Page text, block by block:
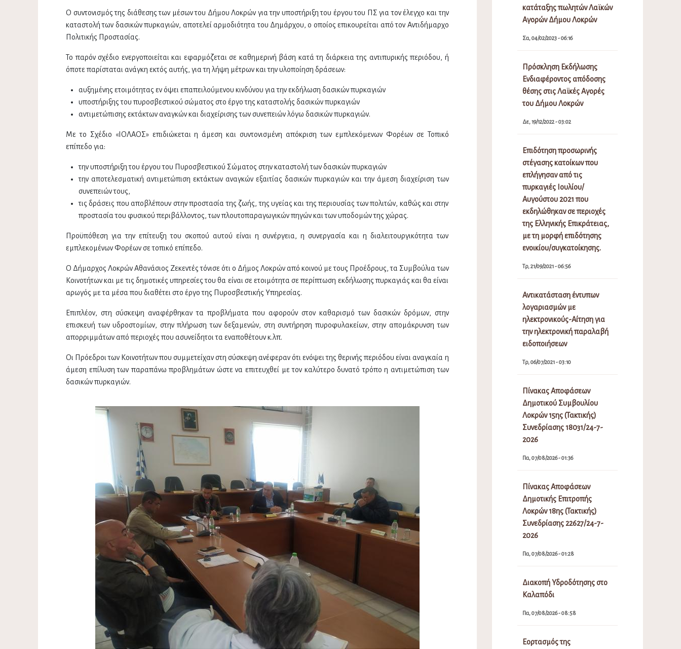
Ο συντονισμός της διάθεσης των μέσων του Δήμου Λοκρών για την υποστήριξη του έργου του ΠΣ για τον έλεγχο και την
καταστολή των δασικών πυρκαγιών, αποτελεί αρμοδιότητα του Δημάρχου, ο οποίος επικουρείται από τον Αντιδήμαρχο
Πολιτικής Προστασίας.
Το παρόν σχέδιο ενεργοποιείται και εφαρμόζεται σε καθημερινή βάση κατά τη διάρκεια της αντιπυρικής περιόδου, ή
όποτε παρίσταται ανάγκη εκτός αυτής, για τη λήψη μέτρων και την υλοποίηση δράσεων:
αυξημένης ετοιμότητας εν όψει επαπειλούμενου κινδύνου για την εκδήλωση δασικών πυρκαγιών
υποστήριξης του πυροσβεστικού σώματος στο έργο της καταστολής δασικών πυρκαγιών
αντιμετώπισης εκτάκτων αναγκών και διαχείρισης των συνεπειών λόγω δασικών πυρκαγιών.
Με το Σχέδιο «ΙΟΛΑΟΣ» επιδιώκεται η άμεση και συντονισμένη απόκριση των εμπλεκόμενων Φορέων σε Τοπικό
επίπεδο για:
την υποστήριξη του έργου του Πυροσβεστικού Σώματος στην καταστολή των δασικών πυρκαγιών
την αποτελεσματική αντιμετώπιση εκτάκτων αναγκών εξαιτίας δασικών πυρκαγιών και την άμεση διαχείριση των
συνεπειών τους,
τις δράσεις που αποβλέπουν στην προστασία της ζωής, της υγείας και της περιουσίας των πολιτών, καθώς και στην
προστασία του φυσικού περιβάλλοντος, των πλουτοπαραγωγικών πηγών και των υποδομών της χώρας.
Προϋπόθεση για την επίτευξη του σκοπού αυτού είναι η συνέργεια, η συνεργασία και η διαλειτουργικότητα των
εμπλεκομένων Φορέων σε τοπικό επίπεδο.
Ο Δήμαρχος Λοκρών Αθανάσιος Ζεκεντές τόνισε ότι ο Δήμος Λοκρών από κοινού με τους Προέδρους, τα Συμβούλια των
Κοινοτήτων και με τις δημοτικές υπηρεσίες του θα είναι σε ετοιμότητα σε περίπτωση εκδήλωσης πυρκαγιάς και θα είναι
αρωγός με τα μέσα που διαθέτει στο έργο της Πυροσβεστικής Υπηρεσίας.
Επιπλέον, στη σύσκεψη αναφέρθηκαν τα προβλήματα που αφορούν στον καθαρισμό των δασικών δρόμων, στην
επισκευή των υδροστομίων, στην πλήρωση των δεξαμενών, στη συντήρηση πυροφυλακείων, στην απομάκρυνση των
απορριμμάτων από περιοχές που ασυνείδητοι τα εναποθέτουν κ.λπ.
Οι Πρόεδροι των Κοινοτήτων που συμμετείχαν στη σύσκεψη ανέφεραν ότι ενόψει της θερινής περιόδου είναι αναγκαία η
άμεση επίλυση των παραπάνω προβλημάτων ώστε να επιτευχθεί με τον καλύτερο δυνατό τρόπο η αντιμετώπιση των
δασικών πυρκαγιών.
κατάταξης πωλητών Λαϊκών
Αγορών Δήμου Λοκρών
Σα, 04/02/2023 - 06:16
Πρόσκληση Εκδήλωσης
Ενδιαφέροντος απόδοσης
θέσης στις Λαϊκές Αγορές
του Δήμου Λοκρών
Δε, 19/12/2022 - 03:02
Επιδότηση προσωρινής
στέγασης κατοίκων που
επλήγησαν από τις
πυρκαγιές Ιουλίου/
Αυγούστου 2021 που
εκδηλώθηκαν σε περιοχές
της Ελληνικής Επικράτειας,
με τη μορφή επιδότησης
ενοικίου/συγκατοίκησης.
Τρ, 21/09/2021 - 06:56
Αντικατάσταση έντυπων
λογαριασμών με
ηλεκτρονικούς-Αίτηση για
την ηλεκτρονική παραλαβή
ειδοποιήσεων
Τρ, 06/07/2021 - 03:10
Πίνακας Αποφάσεων
Δημοτικού Συμβουλίου
Λοκρών 15ης (Τακτικής)
Συνεδρίασης 18031/24-7-
2026
Πα, 07/08/2026 - 01:36
Πίνακας Αποφάσεων
Δημοτικής Επιτροπής
Λοκρών 18ης (Τακτικής)
Συνεδρίασης 22627/24-7-
2026
Πα, 07/08/2026 - 01:28
Διακοπή Υδροδότησης στο
Καλαπόδι
Πα, 07/08/2026 - 08:58
Εορτασμός της